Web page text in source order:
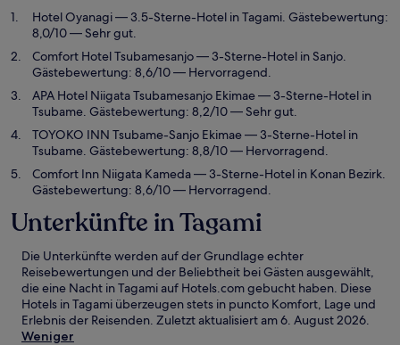
Hotel Oyanagi— 3.5-Sterne-Hotel in Tagami. Gästebewertung:
8,0/10 — Sehr gut.
Comfort Hotel Tsubamesanjo— 3-Sterne-Hotel in Sanjo.
Gästebewertung: 8,6/10 — Hervorragend.
APA Hotel Niigata Tsubamesanjo Ekimae— 3-Sterne-Hotel in
Tsubame. Gästebewertung: 8,2/10 — Sehr gut.
TOYOKO INN Tsubame-Sanjo Ekimae— 3-Sterne-Hotel in
Tsubame. Gästebewertung: 8,8/10 — Hervorragend.
Comfort Inn Niigata Kameda— 3-Sterne-Hotel in Konan Bezirk.
Gästebewertung: 8,6/10 — Hervorragend.
Unterkünfte in Tagami
Die Unterkünfte werden auf der Grundlage echter
Reisebewertungen und der Beliebtheit bei Gästen ausgewählt,
die eine Nacht in Tagami auf Hotels.com gebucht haben. Diese
Hotels in Tagami überzeugen stets in puncto Komfort, Lage und
Erlebnis der Reisenden. Zuletzt aktualisiert am6. August 2026.
Weniger